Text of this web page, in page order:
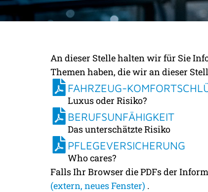
FAKTEN ZU
THEMEN
An dieser Stelle halten wir für Sie
Themen haben, die wir an dieser
FAHRZEUG-
Luxus oder Risiko?
BERUFSUNFÄHIGKEIT
Das unterschätzte Risiko
PFLEGEVERSICHERUNG
Who cares?
Falls Ihr Browser die PDFs der
(extern, neues Fenster) .